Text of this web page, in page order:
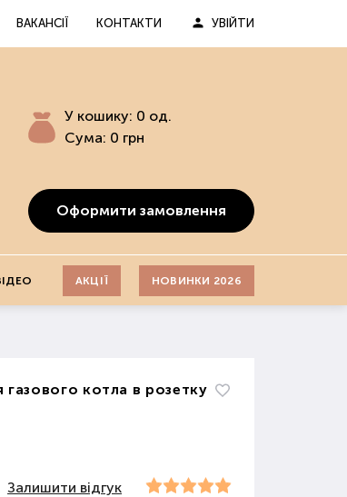
ВАКАНСІЇ КОНТАКТИ УВІЙТИ
У кошику: 0 од.
Сума: 0 грн
Оформити замовлення
АКЦІЇ НОВИНКИ 2026
газового котла в розетку
Залишити відгук